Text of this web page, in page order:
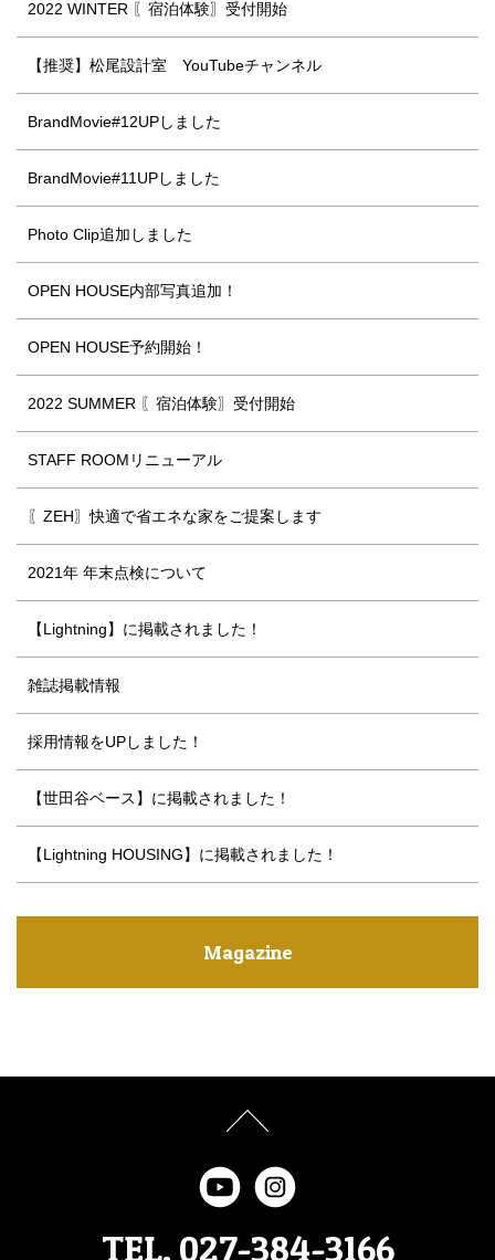
2022 WINTER 〖宿泊体験〗受付開始
【推奨】松尾設計室 YouTubeチャンネル
BrandMovie#12UPしました
BrandMovie#11UPしました
Photo Clip追加しました
OPEN HOUSE内部写真追加！
OPEN HOUSE予約開始！
2022 SUMMER 〖宿泊体験〗受付開始
STAFF ROOMリニューアル
〖ZEH〗快適で省エネな家をご提案します
2021年 年末点検について
【Lightning】に掲載されました！
雑誌掲載情報
採用情報をUPしました！
【世田谷ベース】に掲載されました！
【Lightning HOUSING】に掲載されました！
Magazine
TEL. 027-384-3166